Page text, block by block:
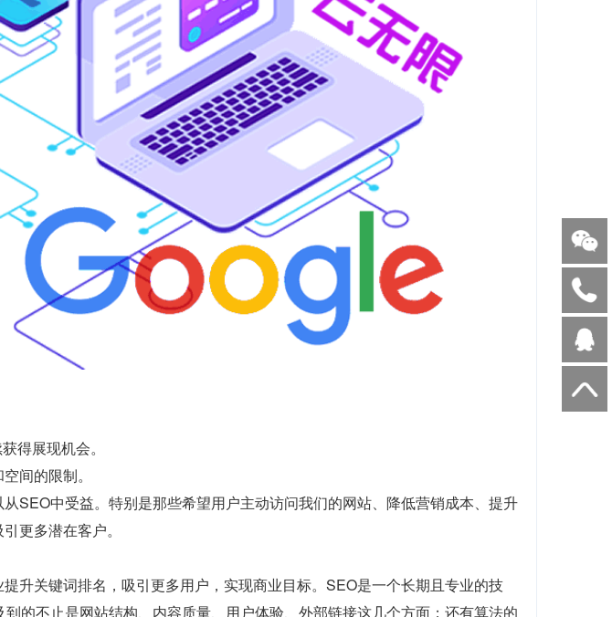
得展现机会。
间的限制。
SEO中受益。特别是那些希望用户主动访问我们的网站、降低营销成本、提升
更多潜在客户。
升关键词排名，吸引更多用户，实现商业目标。SEO是一个长期且专业的技
的不止是网站结构、内容质量、用户体验、外部链接这几个方面；还有算法的